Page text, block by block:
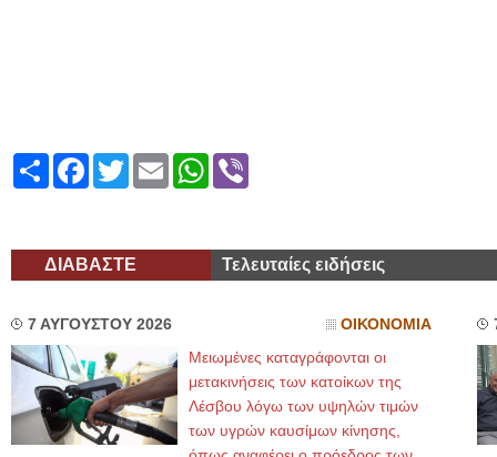
ShareFacebook
TwitterEmailWhatsApp
ΔΙΑΒΑΣΤΕ Τελευταίες ειδήσεις
7 ΑΥΓΟΥΣΤΟΥ 2026 ΟΙΚΟΝΟΜΙΑ
Μειωμένες καταγράφονται οι
μετακινήσεις των κατοίκων της
Λέσβου λόγω των υψηλών τιμών
των υγρών καυσίμων κίνησης,